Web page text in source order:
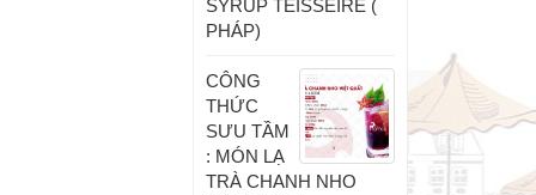
SYRUP TEISSEIRE (
PHÁP)
CÔNG
THỨC
SƯU TẦM
: MÓN LẠ
TRÀ CHANH NHO